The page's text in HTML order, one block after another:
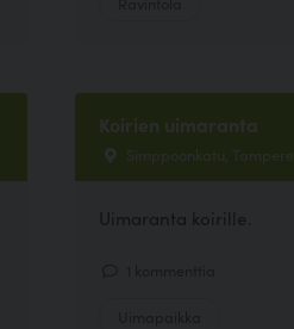
Koirien uimaranta
Simppoonkatu, Tampere
Uimaranta koirille.